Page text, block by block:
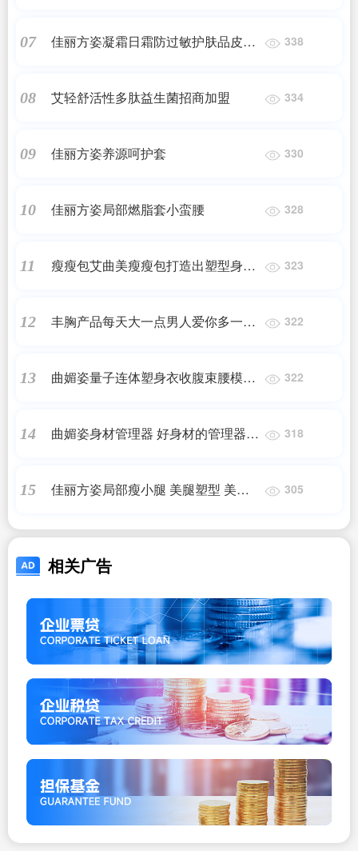
07
佳丽方姿凝霜日霜防过敏护肤品皮肤
338
08 艾轻舒活性多肽益生菌招商加盟 334
09 佳丽方姿养源呵护套 330
10 佳丽方姿局部燃脂套小蛮腰 328
11
瘦瘦包艾曲美瘦瘦包打造出塑型身段
323
12
丰胸产品每天大一点男人爱你多一点
322
13
曲媚姿量子连体塑身衣收腹束腰模具
322
14
曲媚姿身材管理器 好身材的管理器，
318
15
佳丽方姿局部瘦小腿 美腿塑型 美不
305
相关广告